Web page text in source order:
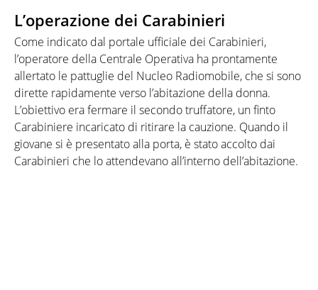
L’operazione dei Carabinieri
Come indicato dal portale ufficiale dei Carabinieri,
l’operatore della Centrale Operativa ha prontamente
allertato le pattuglie del Nucleo Radiomobile, che si sono
dirette rapidamente verso l’abitazione della donna.
L’obiettivo era fermare il secondo truffatore, un finto
Carabiniere incaricato di ritirare la cauzione. Quando il
giovane si è presentato alla porta, è stato accolto dai
Carabinieri che lo attendevano all’interno dell’abitazione.